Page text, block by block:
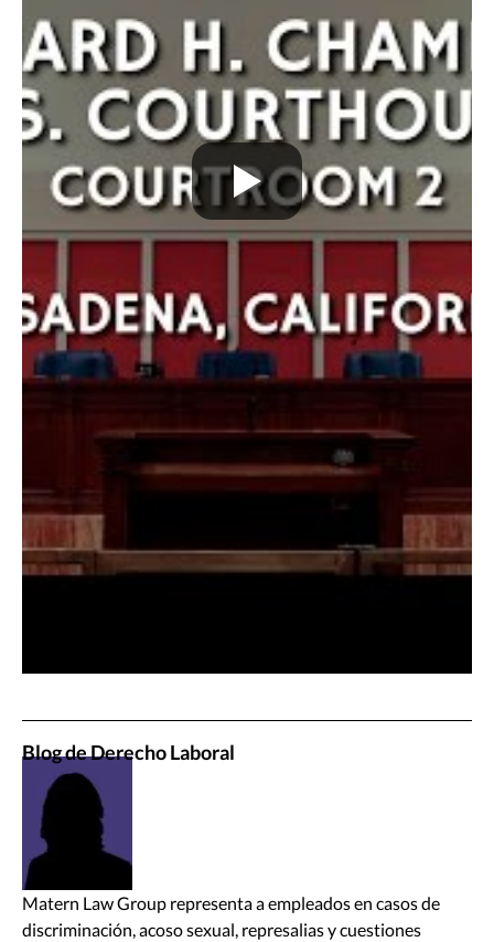
Blog de Derecho Laboral
Matern Law Group representa a empleados en casos de
discriminación, acoso sexual, represalias y cuestiones